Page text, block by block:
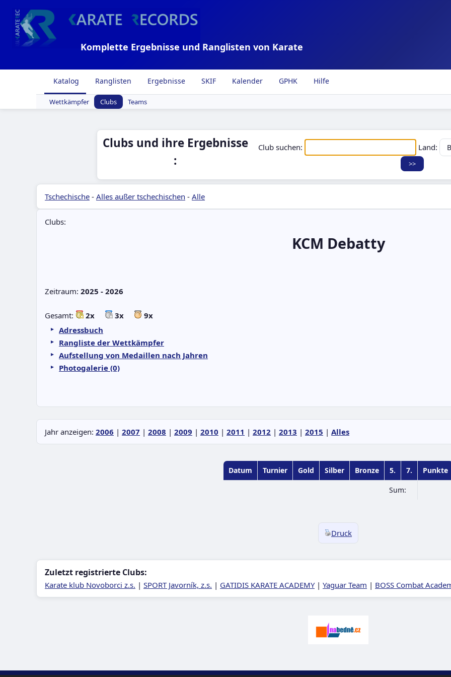
Komplette Ergebnisse und Ranglisten von Karate
Katalog Ranglisten Ergebnisse SKIF Kalender GPHK Hilfe
Wettkämpfer Clubs Teams
Clubs und ihre Ergebnisse
:
Club suchen: Land:
Tschechische - Alles außer tschechischen - Alle
Clubs:
KCM Debatty
Zeitraum: 2025 - 2026
Gesamt: 2x 3x
9x
Adressbuch
Rangliste der Wettkämpfer
Aufstellung von Medaillen nach Jahren
Photogalerie (0)
Jahr anzeigen: 2006 | 2007 | 2008 | 2009 | 2010 | 2011 | 2012 | 2013 | 2015 | Alles
Datum Turnier Gold Silber Bronze 5. 7. Punkte
Sum:
Druck
Zuletzt registrierte Clubs:
Karate klub Novoborci z.s. | SPORT Javorník, z.s. | GATIDIS KARATE ACADEMY| Yaguar Team | BOSS Combat